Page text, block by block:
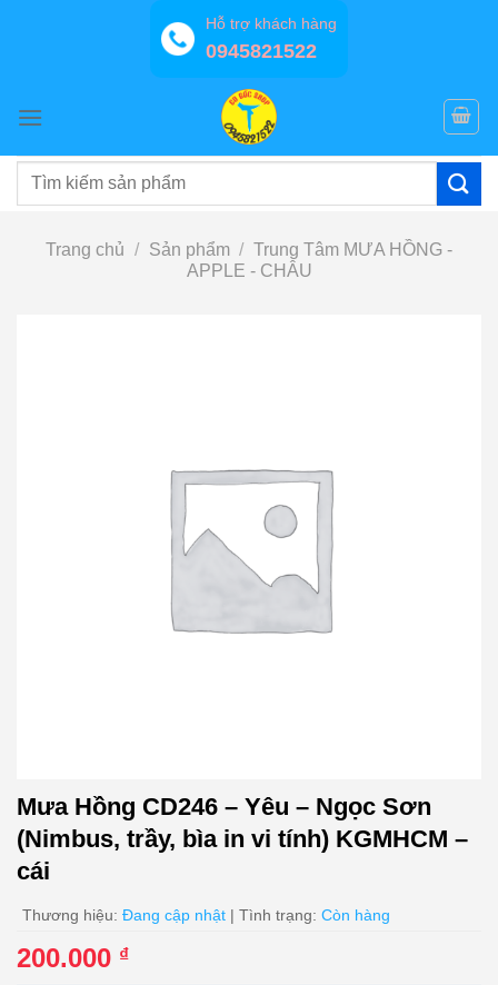
Hỗ trợ khách hàng
0945821522
Tìm
Trang chủ / Sản phẩm / Trung Tâm MƯA HỒNG -
APPLE - CHÂU
Mưa Hồng CD246 – Yêu – Ngọc Sơn
(Nimbus, trầy, bìa in vi tính) KGMHCM –
cái
Thương hiệu: Đang cập nhật | Tình trạng: Còn hàng
200.000 ₫